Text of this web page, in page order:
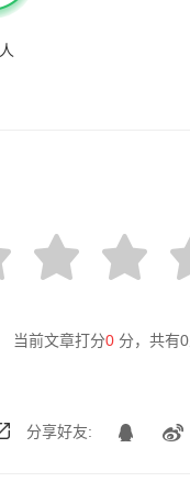
人
当前文章打分0 分，共有0
分享好友: